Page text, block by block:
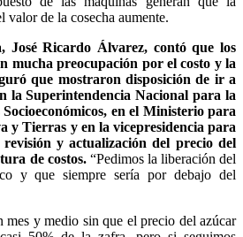
valor de la cosecha aumente.
José Ricardo Álvarez, contó que los
mucha preocupación por el costo y la
que mostraron disposición de ir a
la Superintendencia Nacional para la
en el Ministerio para
y Tierras y en la vicepresidencia para
y actualización del precio del
de costos.“Pedimos la liberación del
y que siempre sería por debajo del
mes y medio sin que el precio del azúcar